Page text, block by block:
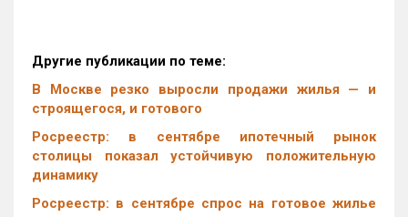
Другие публикации по теме:
В Москве резко выросли продажи жилья — и
строящегося, и готового
Росреестр: в сентябре ипотечный рынок
столицы показал устойчивую положительную
динамику
Росреестр: в сентябре спрос на готовое жилье